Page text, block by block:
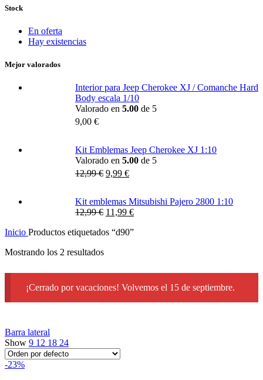
Stock
En oferta
Hay existencias
Mejor valorados
Interior para Jeep Cherokee XJ / Comanche Hard
Body escala 1/10
Valorado en 5.00 de 5
9,00 €
Kit Emblemas Jeep Cherokee XJ 1:10
Valorado en 5.00 de 5
12,99€ 9,99 €
Kit emblemas Mitsubishi Pajero 2800 1:10
12,99€ 11,99 €
Inicio Productos etiquetados “d90”
Mostrando los 2 resultados
¡Cerrado por vacaciones! Volvemos el 15 de septiembre.
Barra lateral
Show 9 12 18 24
-23%